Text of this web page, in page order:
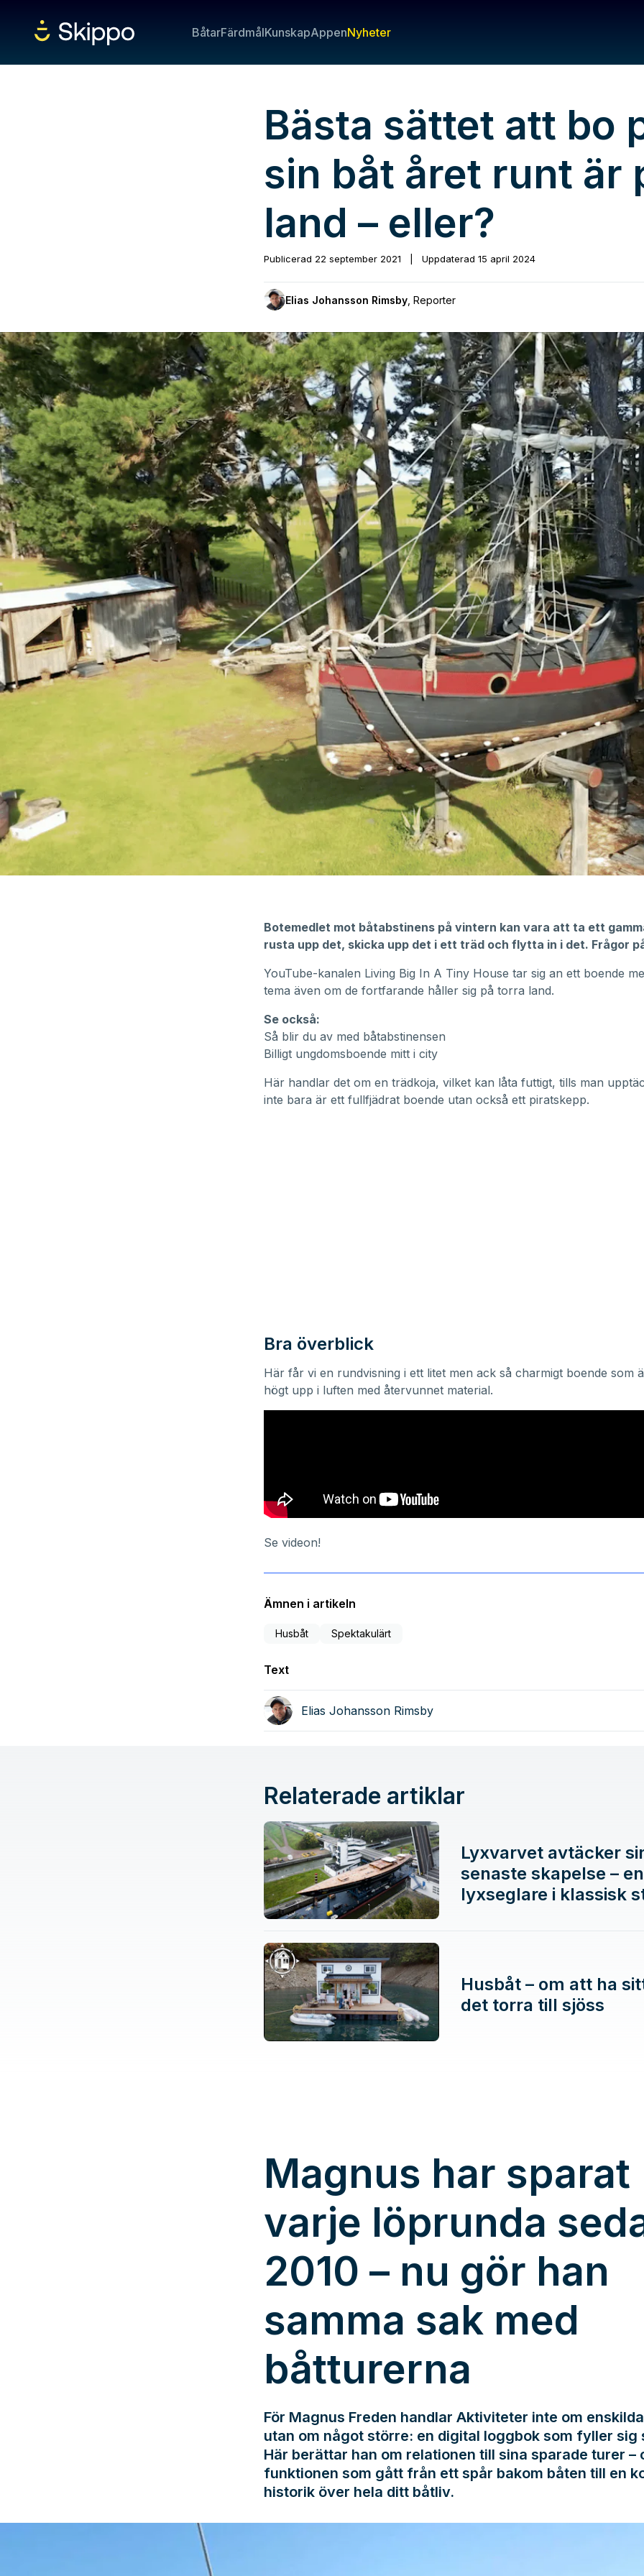
BåtarFärdmålKunskapAppenNyheter
Bästa sättet att bo
sin båt året runt är
land – eller?
Publicerad 22 september 2021 Uppdaterad 15 april 2024
Elias Johansson Rimsby Reporter
Botemedlet mot båtabstinens på vintern kan vara att ta ett
rusta upp det, skicka upp det i ett träd och flytta in i det. Frågor
YouTube-kanalen Living Big In A Tiny House tar sig an ett boende
tema även om de fortfarande håller sig på torra land.
Se också:
Så blir du av med båtabstinensen
Billigt ungdomsboende mitt i city
Här handlar det om en trädkoja, vilket kan låta futtigt, tills man
inte bara är ett fullfjädrat boende utan också ett piratskepp.
Bra överblick
Här får vi en rundvisning i ett litet men ack så charmigt boende som
högt upp i luften med återvunnet material.
Se videon!
Ämnen i artikeln
Husbåt Spektakulärt
Text
Elias Johansson Rimsby
Relaterade artiklar
Lyxvarvet avtäcker
senaste skapelse – en
lyxseglare i klassisk
Husbåt – om att ha
det torra till sjöss
Magnus har sparat
varje löprunda
2010 – nu gör han
samma sak med
båtturerna
För Magnus Freden handlar Aktiviteter inte om
utan om något större: en digital loggbok som fyller sig
Här berättar han om relationen till sina sparade turer –
funktionen som gått från ett spår bakom båten till en
historik över hela ditt båtliv.